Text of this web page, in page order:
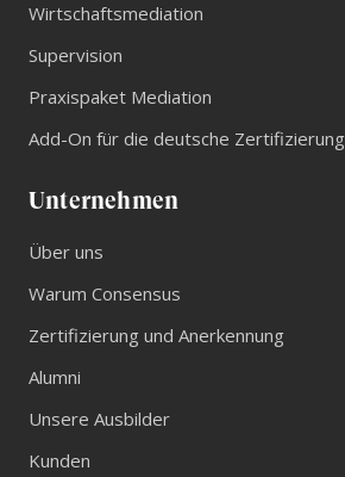
Wirtschaftsmediation
Supervision
Praxispaket Mediation
Add-On für die deutsche Zertifizierung
Unternehmen
Über uns
Warum Consensus
Zertifizierung und Anerkennung
Alumni
Unsere Ausbilder
Kunden